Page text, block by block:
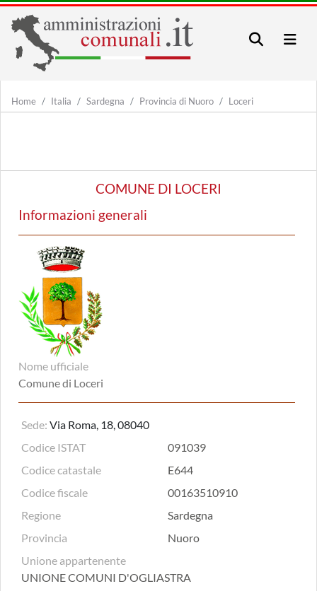
Home Italia Sardegna Provincia di Nuoro Loceri
COMUNE DI LOCERI
Informazioni generali
Nome ufficiale
Comune di Loceri
Sede: Via Roma, 18, 08040
Codice ISTAT
091039
Codice catastale
E644
Codice fiscale
00163510910
Regione
Sardegna
Provincia
Nuoro
Unione appartenente
UNIONE COMUNI D'OGLIASTRA